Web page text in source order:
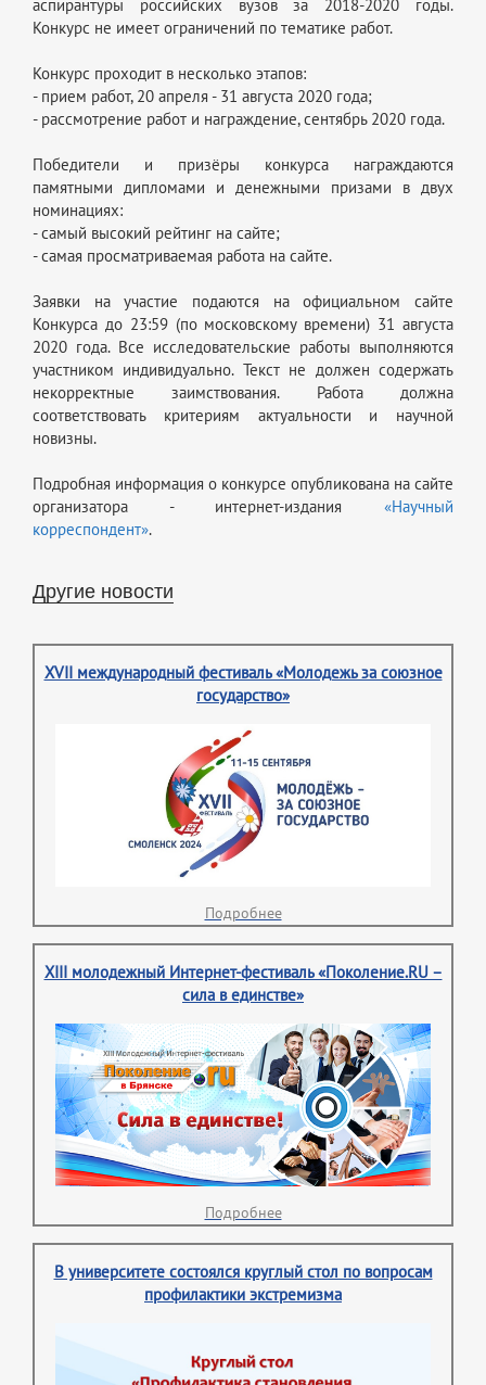
аспирантуры российских вузов за 2018-2020 годы.
Конкурс не имеет ограничений по тематике работ.
Конкурс проходит в несколько этапов:
- прием работ, 20 апреля - 31 августа 2020 года;
- рассмотрение работ и награждение, сентябрь 2020 года.
Победители и призёры конкурса награждаются
памятными дипломами и денежными призами в двух
номинациях:
- самый высокий рейтинг на сайте;
- самая просматриваемая работа на сайте.
Заявки на участие подаются на официальном сайте
Конкурса до 23:59 (по московскому времени) 31 августа
2020 года. Все исследовательские работы выполняются
участником индивидуально. Текст не должен содержать
некорректные заимствования. Работа должна
соответствовать критериям актуальности и научной
новизны.
Подробная информация о конкурсе опубликована на сайте
организатора - интернет-издания «Научный
корреспондент».
Другие новости
XVII международный фестиваль «Молодежь за союзное
государство»
Подробнее
XIII молодежный Интернет-фестиваль «Поколение.RU –
сила в единстве»
Подробнее
В университете состоялся круглый стол по вопросам
профилактики экстремизма